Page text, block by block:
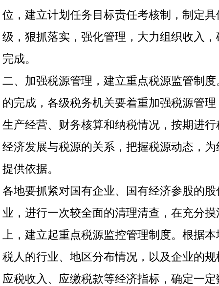
位，建立计划任务目标责任考核制，制定
级，狠抓落实，强化管理，大力组织收入
完成。
二、加强税源管理，建立重点税源监管制
的完成，各级税务机关要着重加强税源管
生产经营、财务核算和纳税情况，按期进
经济发展与税源的关系，把握税源动态，
提供依据。
各地要抓紧对国有企业、国有经济参股的
业，进行一次较全面的清理清查，在充分
上，建立起重点税源监控管理制度。根据
税人的行业、地区分布情况，以及企业的
应税收入、应缴税款等经济指标，确定一